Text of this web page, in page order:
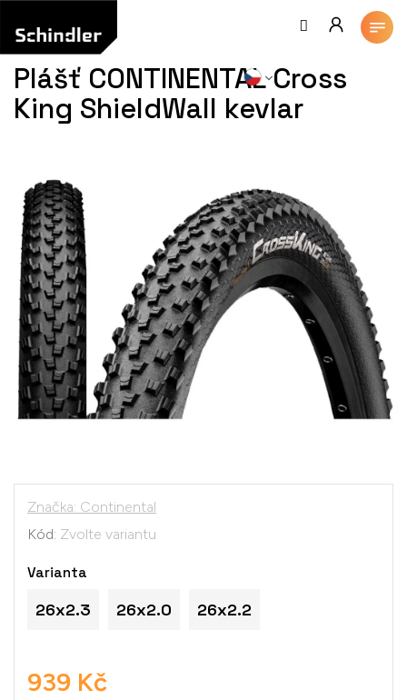
obsah
Plášť CONTINENTAL Cross
King ShieldWall kevlar
Značka: Continental
Kód: Zvolte variantu
939 Kč
Varianta
26x2.3 26x2.0 26x2.2